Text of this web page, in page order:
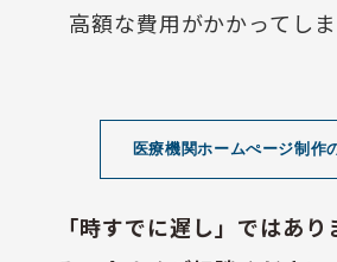
高額な費用がかかってしま
医療機関ホームぺージ制作
「時すでに遅し」ではあ